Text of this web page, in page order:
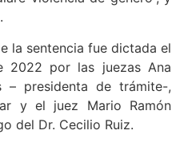
la sentencia fue dictada el
2022 por las juezas Ana
– presidenta de trámite-,
y el juez Mario Ramón
del Dr. Cecilio Ruiz.